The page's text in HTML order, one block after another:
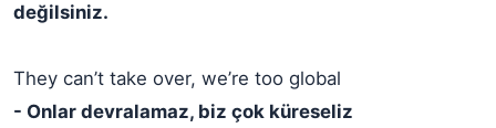
değilsiniz.
They can’t take over, we’re too global
- Onlar devralamaz, biz çok küreseliz